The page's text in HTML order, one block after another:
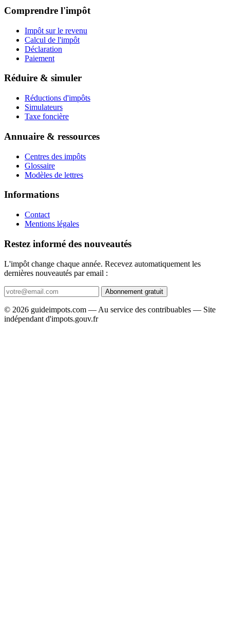
Comprendre l'impôt
Impôt sur le revenu
Calcul de l'impôt
Déclaration
Paiement
Réduire & simuler
Réductions d'impôts
Simulateurs
Taxe foncière
Annuaire & ressources
Centres des impôts
Glossaire
Modèles de lettres
Informations
Contact
Mentions légales
Restez informé des nouveautés
L'impôt change chaque année. Recevez automatiquement les
dernières nouveautés par email :
Abonnement gratuit
© 2026 guideimpots.com — Au service des contribuables — Site
indépendant d'impots.gouv.fr